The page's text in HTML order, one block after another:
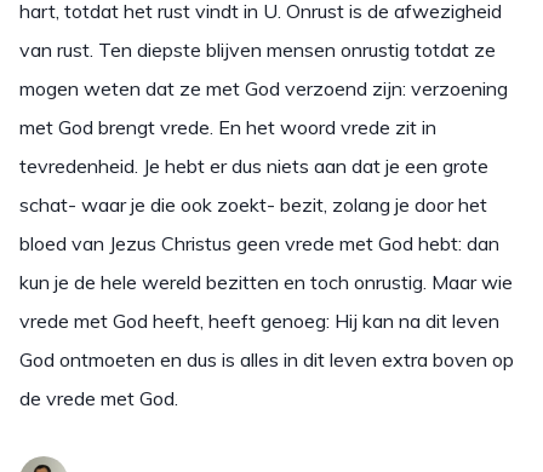
hart, totdat het rust vindt in U. Onrust is de afwezigheid
van rust. Ten diepste blijven mensen onrustig totdat ze
mogen weten dat ze met God verzoend zijn: verzoening
met God brengt vrede. En het woord vrede zit in
tevredenheid. Je hebt er dus niets aan dat je een grote
schat- waar je die ook zoekt- bezit, zolang je door het
bloed van Jezus Christus geen vrede met God hebt: dan
kun je de hele wereld bezitten en toch onrustig. Maar wie
vrede met God heeft, heeft genoeg: Hij kan na dit leven
God ontmoeten en dus is alles in dit leven extra boven op
de vrede met God.